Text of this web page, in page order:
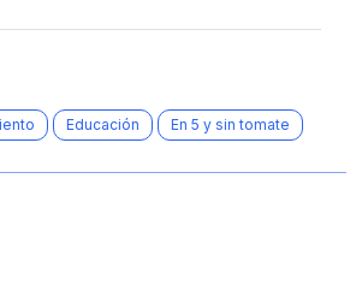
Educación En 5 y sin tomate